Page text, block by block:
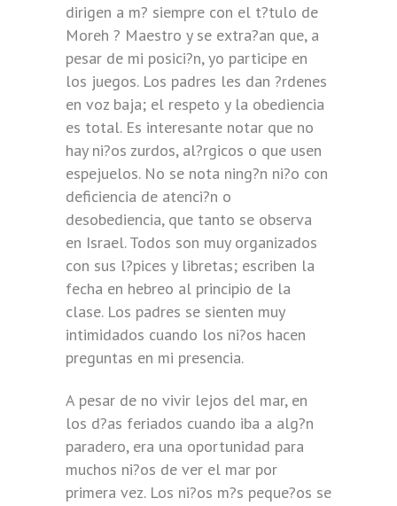
dirigen a m? siempre con el t?tulo de
Moreh ? Maestro y se extra?an que, a
pesar de mi posici?n, yo participe en
los juegos. Los padres les dan ?rdenes
en voz baja; el respeto y la obediencia
es total. Es interesante notar que no
hay ni?os zurdos, al?rgicos o que usen
espejuelos. No se nota ning?n ni?o con
deficiencia de atenci?n o
desobediencia, que tanto se observa
en Israel. Todos son muy organizados
con sus l?pices y libretas; escriben la
fecha en hebreo al principio de la
clase. Los padres se sienten muy
intimidados cuando los ni?os hacen
preguntas en mi presencia.
A pesar de no vivir lejos del mar, en
los d?as feriados cuando iba a alg?n
paradero, era una oportunidad para
muchos ni?os de ver el mar por
primera vez. Los ni?os m?s peque?os se